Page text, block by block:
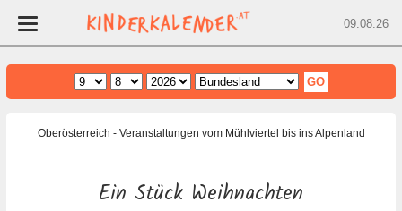
09.08.26
Wien
Oberösterreich
Oberösterreich - Veranstaltungen vom Mühlviertel bis ins Alpenland
Ein Stück Weihnachten